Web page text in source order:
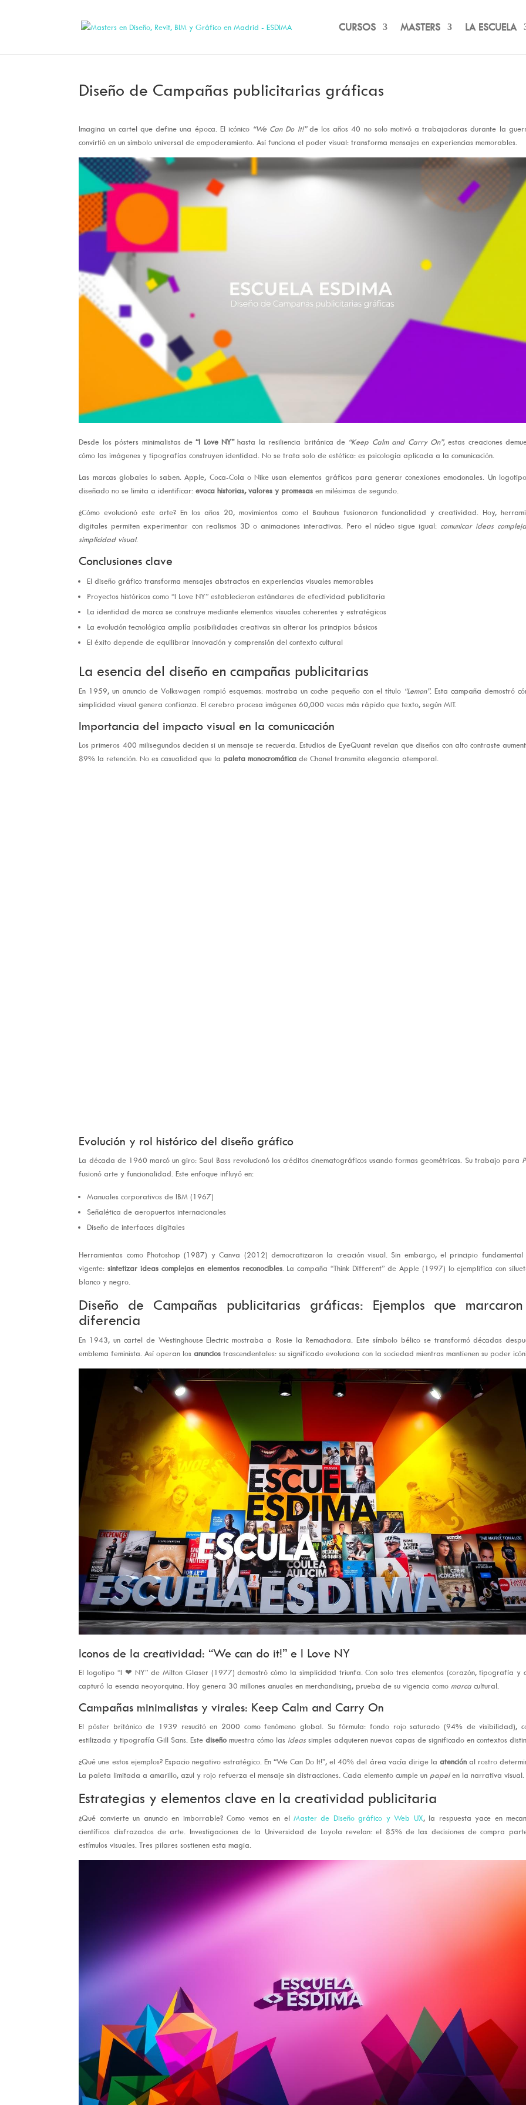
CURSOS MASTERS LA ESCUELA
Diseño de Campañas publicitarias gráficas
Imagina un cartel que define una época. El icónico “We Can Do It!”de los años 40 no solo motivó a trabajadoras durante la
convirtió en un símbolo universal de empoderamiento. Así funciona el poder visual: transforma mensajes en experiencias memorables.
Desde los pósters minimalistas de“I Love NY”hasta la resiliencia británica de “Keep Calm and Carry On”, estas creaciones
cómo las imágenes y tipografías construyen identidad. No se trata solo de estética: es psicología aplicada a la comunicación.
Las marcas globales lo saben. Apple, Coca-Cola o Nike usan elementos gráficos para generar conexiones emocionales. Un
diseñado no se limita a identificar:evoca historias, valores y promesas en milésimas de segundo.
¿Cómo evolucionó este arte? En los años 20, movimientos como el Bauhaus fusionaron funcionalidad y creatividad. Hoy,
digitales permiten experimentar con realismos 3D o animaciones interactivas. Pero el núcleo sigue igual: comunicar ideas
simplicidad visual.
Conclusiones clave
El diseño gráfico transforma mensajes abstractos en experiencias visuales memorables
Proyectos históricos como “I Love NY” establecieron estándares de efectividad publicitaria
La identidad de marca se construye mediante elementos visuales coherentes y estratégicos
La evolución tecnológica amplía posibilidades creativas sin alterar los principios básicos
El éxito depende de equilibrar innovación y comprensión del contexto cultural
La esencia del diseño en campañas publicitarias
En 1959, un anuncio de Volkswagen rompió esquemas: mostraba un coche pequeño con el título “Lemon”. Esta campaña demostró
simplicidad visual genera confianza. El cerebro procesa imágenes 60,000 veces más rápido que texto, según MIT.
Importancia del impacto visual en la comunicación
Los primeros 400 milisegundos deciden si un mensaje se recuerda. Estudios de EyeQuant revelan que diseños con alto contraste
89% la retención. No es casualidad que la paleta monocromática de Chanel transmita elegancia atemporal.
Evolución y rol histórico del diseño gráfico
La década de 1960 marcó un giro: Saul Bass revolucionó los créditos cinematográficos usando formas geométricas. Su trabajo para
fusionó arte y funcionalidad. Este enfoque influyó en:
Manuales corporativos de IBM (1967)
Señalética de aeropuertos internacionales
Diseño de interfaces digitales
Herramientas como Photoshop (1987) y Canva (2012) democratizaron la creación visual. Sin embargo, el principio fundamental
vigente:sintetizar ideas complejas en elementos reconocibles. La campaña “Think Different” de Apple (1997) lo ejemplifica con
blanco y negro.
Diseño de Campañas publicitarias gráficas: Ejemplos que
diferencia
En 1943, un cartel de Westinghouse Electric mostraba a Rosie la Remachadora. Este símbolo bélico se transformó décadas
emblema feminista. Así operan losanuncios trascendentales: su significado evoluciona con la sociedad mientras mantienen su poder
Iconos de la creatividad: “We can do it!” e I Love NY
El logotipo “I ❤ NY” de Milton Glaser (1977) demostró cómo la simplicidad triunfa. Con solo tres elementos (corazón, tipografía y
capturó la esencia neoyorquina. Hoy genera 30 millones anuales en merchandising, prueba de su vigencia como marca cultural.
Campañas minimalistas y virales: Keep Calm and Carry On
El póster británico de 1939 resucitó en 2000 como fenómeno global. Su fórmula: fondo rojo saturado (94% de visibilidad),
estilizada y tipografía Gill Sans. Estediseño muestra cómo las ideas simples adquieren nuevas capas de significado en contextos
¿Qué une estos ejemplos? Espacio negativo estratégico. En “We Can Do It!”, el 40% del área vacía dirige la atenciónal rostro
La paleta limitada a amarillo, azul y rojo refuerza el mensaje sin distracciones. Cada elemento cumple un papelen la narrativa visual.
Estrategias y elementos clave en la creatividad publicitaria
¿Qué convierte un anuncio en imborrable? Como vemos en el Master de Diseño gráfico y Web UX, la respuesta yace en
científicos disfrazados de arte. Investigaciones de la Universidad de Loyola revelan: el 85% de las decisiones de compra
estímulos visuales. Tres pilares sostienen esta magia.